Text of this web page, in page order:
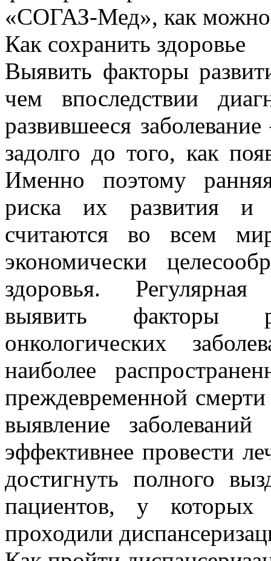
«СОГАЗ-Мед», как можно
Как сохранить здоровье
Выявить факторы
чем впоследствии
развившееся
задолго до того, как
Именно поэтому
риска их развития и
считаются во всем
экономически
здоровья. Регулярная
выявить факторы
онкологических
наиболее
преждевременной
выявление
эффективнее провести
достигнуть полного
пациентов, у
проходили